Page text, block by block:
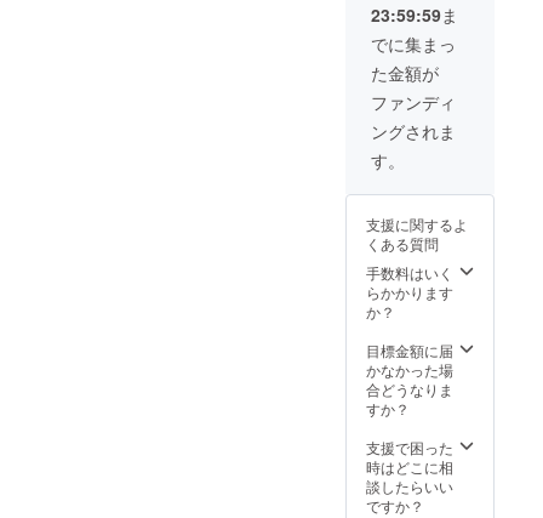
23:59:59ま
でに集まっ
た金額が
ファンディ
ングされま
す。
支援に関するよ
くある質問
手数料はいく
らかかります
か？
目標金額に届
かなかった場
合どうなりま
すか？
支援で困った
時はどこに相
談したらいい
ですか？